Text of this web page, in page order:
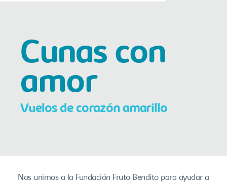
Cunas con
amor
Vuelos de corazón amarillo
Nos unimos a la Fundación Fruto Bendito para ayudar a